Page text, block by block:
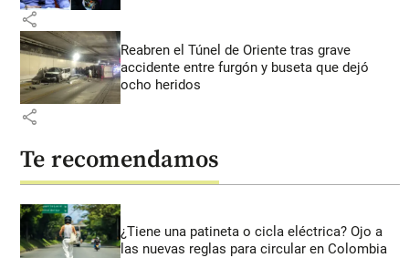
share
Reabren el Túnel de Oriente tras grave
accidente entre furgón y buseta que dejó
ocho heridos
share
Te recomendamos
¿Tiene una patineta o cicla eléctrica? Ojo a
las nuevas reglas para circular en Colombia